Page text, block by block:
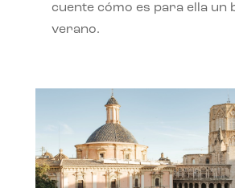
cuente cómo es para ella un
verano.